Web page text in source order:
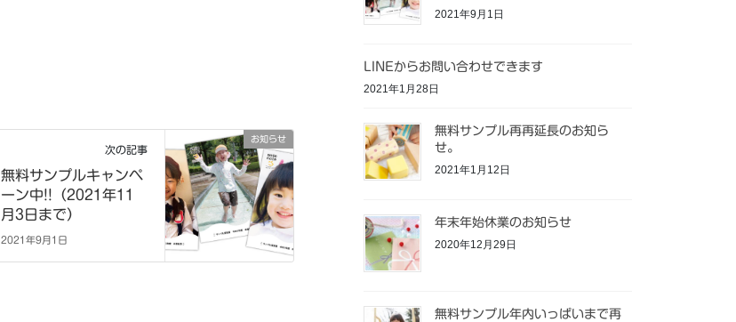
お知らせ
次の記事
無料サンプルキャンペ
ーン中!!（2021年11
月3日まで）
2021年9月1日
2021年9月1日
LINEからお問い合わせできます
2021年1月28日
無料サンプル再再延長のお知ら
せ。
2021年1月12日
年末年始休業のお知らせ
2020年12月29日
無料サンプル年内いっぱいまで再